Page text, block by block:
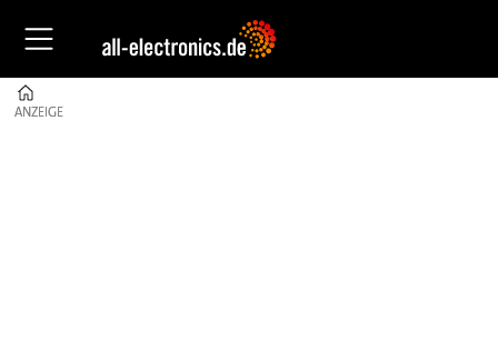
ANZEIGE
ANZEIGE